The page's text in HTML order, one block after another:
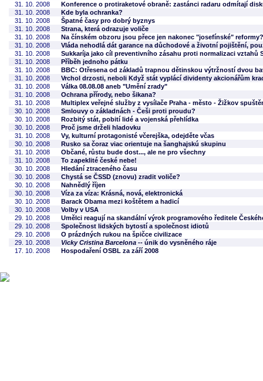
31. 10. 2008
Konference o protiraketové obraně: zastánci radaru odmítají
31. 10. 2008
Kde byla ochranka?
31. 10. 2008
Špatné časy pro dobrý byznys
31. 10. 2008
Strana, která odrazuje voliče
31. 10. 2008
Na čínském obzoru jsou přece jen nakonec "josefínské" reformy?
31. 10. 2008
Vláda nehodlá dát garance na důchodové a životní pojištění,
31. 10. 2008
Sukkaríja jako cíl preventivního zásahu proti normalizaci vztahů
31. 10. 2008
Příběh jednoho pátku
31. 10. 2008
BBC: Otřesena od základů trapnou dětinskou výtržností dvou
31. 10. 2008
Vrchol drzosti, neboli Když stát vyplácí dividenty akcionářům
31. 10. 2008
Válka 08.08.08 aneb "Umění zrady"
31. 10. 2008
Ochrana přírody, nebo šikana?
31. 10. 2008
Multiplex veřejné služby z vysílače Praha - město - Žižkov
30. 10. 2008
Smlouvy o základnách - Češi proti proudu?
30. 10. 2008
Rozbitý stát, pobití lidé a vojenská přehlídka
30. 10. 2008
Proč jsme drželi hladovku
31. 10. 2008
Vy, kulturní protagonisté včerejška, odejděte včas
30. 10. 2008
Rusko sa čoraz viac orientuje na šanghajskú skupinu
31. 10. 2008
Občané, růstu bude dost..., ale ne pro všechny
31. 10. 2008
To zapeklité české nebe!
30. 10. 2008
Hledání ztraceného času
30. 10. 2008
Chystá se ČSSD (znovu) zradit voliče?
30. 10. 2008
Nahnědlý říjen
30. 10. 2008
Víza za víza: Krásná, nová, elektronická
30. 10. 2008
Barack Obama mezi koštětem a hadicí
30. 10. 2008
Volby v USA
29. 10. 2008
Umělci reagují na skandální výrok programového ředitele
29. 10. 2008
Společnost lidských bytostí a společnost idiotů
29. 10. 2008
O prázdných rukou na špičce civilizace
29. 10. 2008
Vicky Cristina Barcelona -- únik do vysněného ráje
17. 10. 2008
Hospodaření OSBL za září 2008